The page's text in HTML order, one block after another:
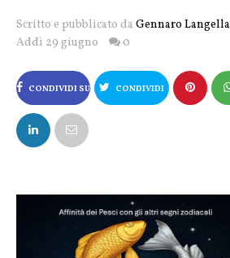
Scritto e pubblicato da Gennaro Langella
Addì 29 giugno
0
CONDIVIDI SU
FACEBOOK
CONDIVIDI